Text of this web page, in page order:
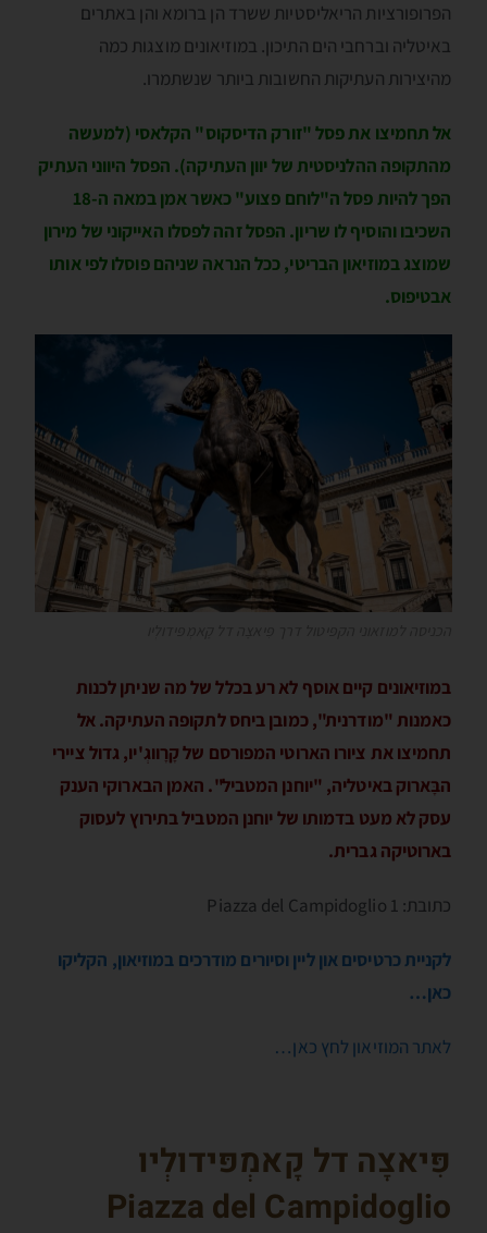
הפרופורציות הריאליסטיות ששרד הן ברומא והן באתרים
באיטליה וברחבי הים התיכון. במוזיאונים מוצגות כמה
מהיצירות העתיקות החשובות ביותר שנשתמרו.
אל תחמיצו את פסל "זורק הדיסקוס" הקלאסי (למעשה
מהתקופה ההלניסטית של יוון העתיקה). הפסל היווני העתיק
הפך להיות פסל ה"לוחם פצוע" כאשר אמן במאה ה-18
השכיבו והוסיף לו שריון. הפסל זהה לפסלו האייקוני של מירון
שמוצג במוזיאון הבריטי, ככל הנראה שניהם פוסלו לפי אותו
אבטיפוס.
במוזיאונים קיים אוסף לא רע בכלל של מה שניתן לכנות
כאמנות "מודרנית", כמובן ביחס לתקופה העתיקה. אל
תחמיצו את ציורו הארוטי המפורסם של קָרָווגְ'יו, גדול ציירי
הבָּארוק באיטליה, "יוחנן המטביל". האמן הבארוקי הענק
עסק לא מעט בדמותו של יוחנן המטביל בתירוץ לעסוק
בארוטיקה גברית.
כתובת: Piazza del Campidoglio 1
לקניית כרטיסים און ליין וסיורים מודרכים במוזיאון, הקליקו
כאן…
לאתר המוזיאון לחץ כאן…
פִּיאצָה דל קָאמְפּידולְיו
Piazza del Campidoglio